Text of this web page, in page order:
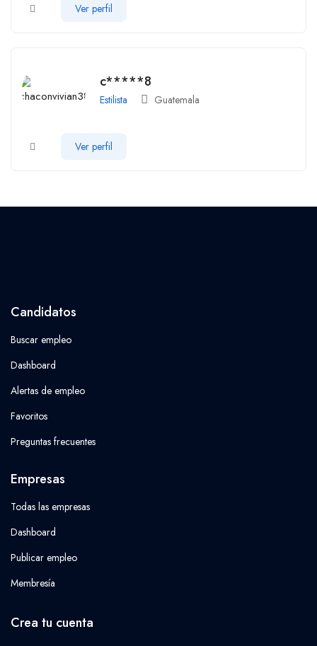
Ver perfil
c*****8
Estilista Guatemala
Ver perfil
Candidatos
Buscar empleo
Dashboard
Alertas de empleo
Favoritos
Preguntas frecuentes
Empresas
Todas las empresas
Dashboard
Publicar empleo
Membresía
Crea tu cuenta